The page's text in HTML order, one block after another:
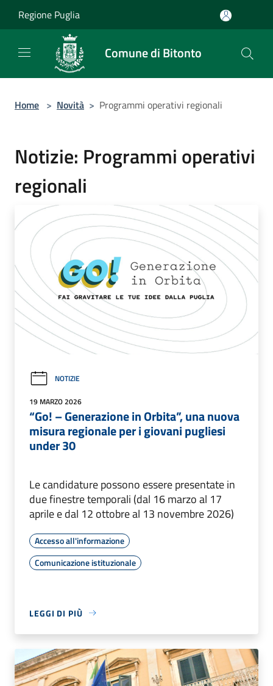
Regione Puglia
Comune di Bitonto
Home > Novità > Programmi operativi regionali
Notizie: Programmi operativi
regionali
NOTIZIE
19 MARZO 2026
“Go! – Generazione in Orbita”, una nuova
misura regionale per i giovani pugliesi
under 30
Le candidature possono essere presentate in
due finestre temporali (dal 16 marzo al 17
aprile e dal 12 ottobre al 13 novembre 2026)
Accesso all'informazione
Comunicazione istituzionale
LEGGI DI PIÙ